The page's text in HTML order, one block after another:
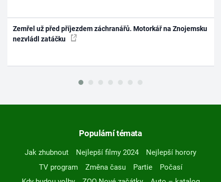
Zemřel už před příjezdem záchranářů. Motorkář na Znojemsku
nezvládl zatáčku
Populární témata
Jak zhubnout Nejlepší filmy 2024
Nejlepší horory
TV program
Změna času Partie
Počasí